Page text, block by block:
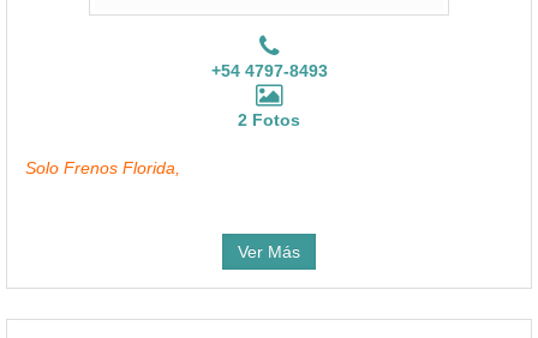
+54 4797-8493
2 Fotos
Solo Frenos Florida,
Ver Más